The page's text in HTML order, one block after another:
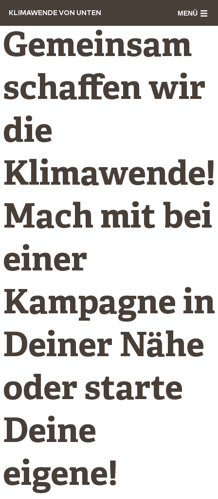
KLIMAWENDE VON UNTEN MENÜ
Gemeinsam
schaffen wir
die
Klimawende!
Mach mit bei
einer
Kampagne in
Deiner Nähe
oder starte
Deine
eigene!